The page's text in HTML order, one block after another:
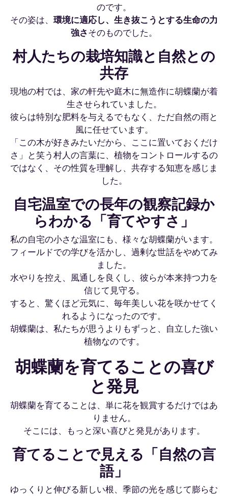
のです。
その姿は、 環境に適応し、生き抜こうとする生命の力
強さそのものでした。
村人たちの栽培知識と自然との
共存
現地の村では、家の軒先や庭木に無造作に胡蝶蘭が着
生させられていました。
彼らは特別な肥料を与えるでもなく、ただ自然の雨と
風に任せています。
「この木が好きみたいだから、ここに置いておくだけ
さ」と笑う村人の言葉に、植物をコントロールするの
ではなく、その性質を理解し、共存する知恵を感じま
した。
自宅温室での長年の観察記録か
らわかる「育てやすさ」
私の自宅の小さな温室にも、様々な胡蝶蘭がいます。
フィールドでの学びを活かし、過剰な世話をやめてみ
ました。
水やりを控え、風通しを良くし、彼らが本来持つ力を
信じて見守る。
すると、驚くほど元気に、毎年美しい花を咲かせてく
れるようになったのです。
胡蝶蘭は、私たちが思うよりもずっと、自立した強い
植物なのです。
胡蝶蘭を育てることの喜び
と発見
胡蝶蘭を育てることは、単に花を観賞するだけではあ
りません。
そこには、もっと深い喜びと発見があります。
育てることで見える「自然の言
語」
ゆっくりと伸びる新しい根、季節の光を感じて膨らむ